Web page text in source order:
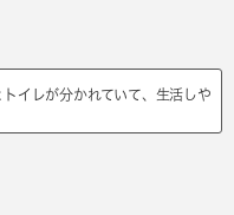
イレが分かれていて、生活しや